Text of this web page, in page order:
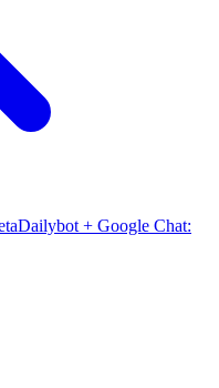
Dailybot + Google Chat: